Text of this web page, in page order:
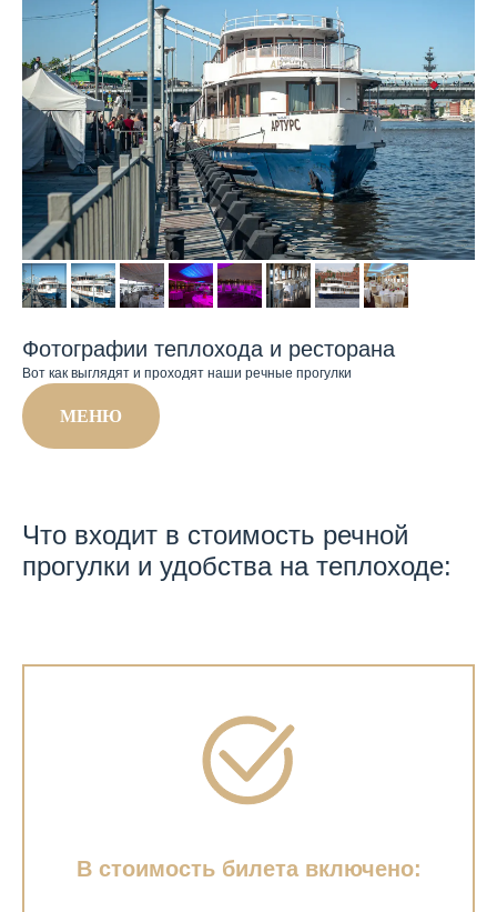
Фотографии теплохода и ресторана
Вот как выглядят и проходят наши речные прогулки
МЕНЮ
Что входит в стоимость речной
прогулки и удобства на теплоходе:
В стоимость билета включено: